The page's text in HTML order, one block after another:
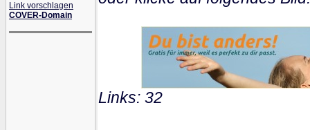
Link vorschlagen
COVER-Domain
Links: 32